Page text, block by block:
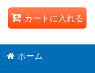
特集:
カートに入れる
ホーム